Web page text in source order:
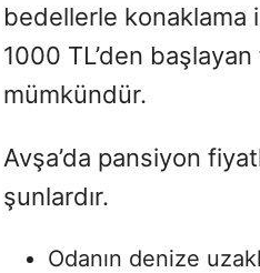
bedellerle konaklama
1000 TL’den
mümkündür.
Avşa’da pansiyon
şunlardır.
Odanın denize